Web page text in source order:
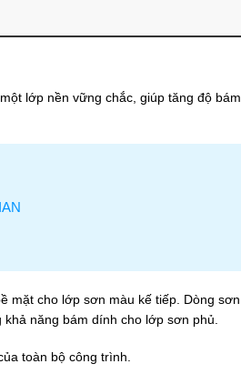
lớp nền vững chắc, giúp tăng độ bám
mặt cho lớp sơn màu kế tiếp. Dòng sơn
năng bám dính cho lớp sơn phủ.
toàn bộ công trình.